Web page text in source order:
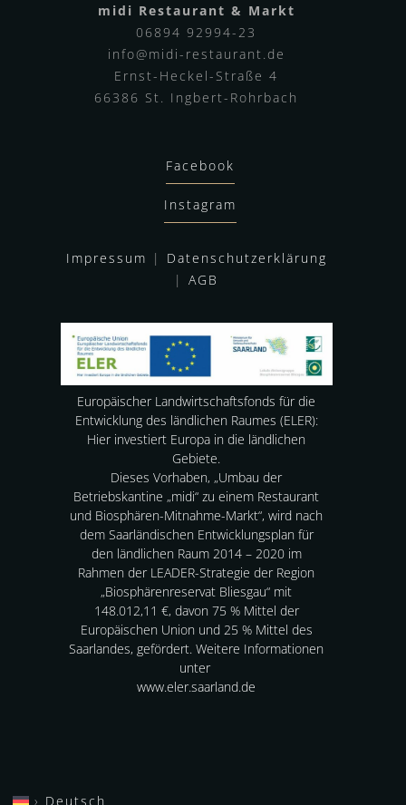
midi Restaurant & Markt
06894 92994-23
info@midi-restaurant.de
Ernst-Heckel-Straße 4
66386 St. Ingbert-Rohrbach
Facebook
Instagram
Impressum | Datenschutzerklärung
| AGB
Europäischer Landwirtschaftsfonds für die
Entwicklung des ländlichen Raumes (ELER):
Hier investiert Europa in die ländlichen
Gebiete.
Dieses Vorhaben, „Umbau der
Betriebskantine „midi“ zu einem Restaurant
und Biosphären-Mitnahme-Markt“, wird nach
dem Saarländischen Entwicklungsplan für
den ländlichen Raum 2014 – 2020 im
Rahmen der LEADER-Strategie der Region
„Biosphärenreservat Bliesgau“ mit
148.012,11 €, davon 75 % Mittel der
Europäischen Union und 25 % Mittel des
Saarlandes, gefördert. Weitere Informationen
unter
www.eler.saarland.de
Deutsch